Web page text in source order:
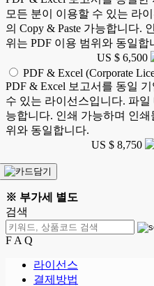
모든 분이 이용할 수 있는 라
의 Copy & Paste 가능합니다.
위는 PDF 이용 범위와 동일합
US $ 6,500
PDF & Excel (Corporate
PDF & Excel 보고서를 동일
수 있는 라이선스입니다. 파일
능합니다. 인쇄 가능하며 인
위와 동일합니다.
US $ 8,750
※ 부가세 별도
검색
F A Q
라이선스
결제방법